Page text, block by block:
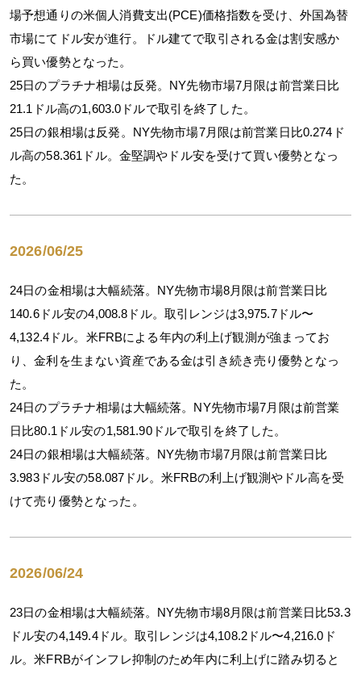
場予想通りの米個人消費支出(PCE)価格指数を受け、外国為替
市場にてドル安が進行。ドル建てで取引される金は割安感か
ら買い優勢となった。
25日のプラチナ相場は反発。NY先物市場7月限は前営業日比
21.1ドル高の1,603.0ドルで取引を終了した。
25日の銀相場は反発。NY先物市場7月限は前営業日比0.274ド
ル高の58.361ドル。金堅調やドル安を受けて買い優勢となっ
た。
2026/06/25
24日の金相場は大幅続落。NY先物市場8月限は前営業日比
140.6ドル安の4,008.8ドル。取引レンジは3,975.7ドル〜
4,132.4ドル。米FRBによる年内の利上げ観測が強まってお
り、金利を生まない資産である金は引き続き売り優勢となっ
た。
24日のプラチナ相場は大幅続落。NY先物市場7月限は前営業
日比80.1ドル安の1,581.90ドルで取引を終了した。
24日の銀相場は大幅続落。NY先物市場7月限は前営業日比
3.983ドル安の58.087ドル。米FRBの利上げ観測やドル高を受
けて売り優勢となった。
2026/06/24
23日の金相場は大幅続落。NY先物市場8月限は前営業日比53.3
ドル安の4,149.4ドル。取引レンジは4,108.2ドル〜4,216.0ド
ル。米FRBがインフレ抑制のため年内に利上げに踏み切ると